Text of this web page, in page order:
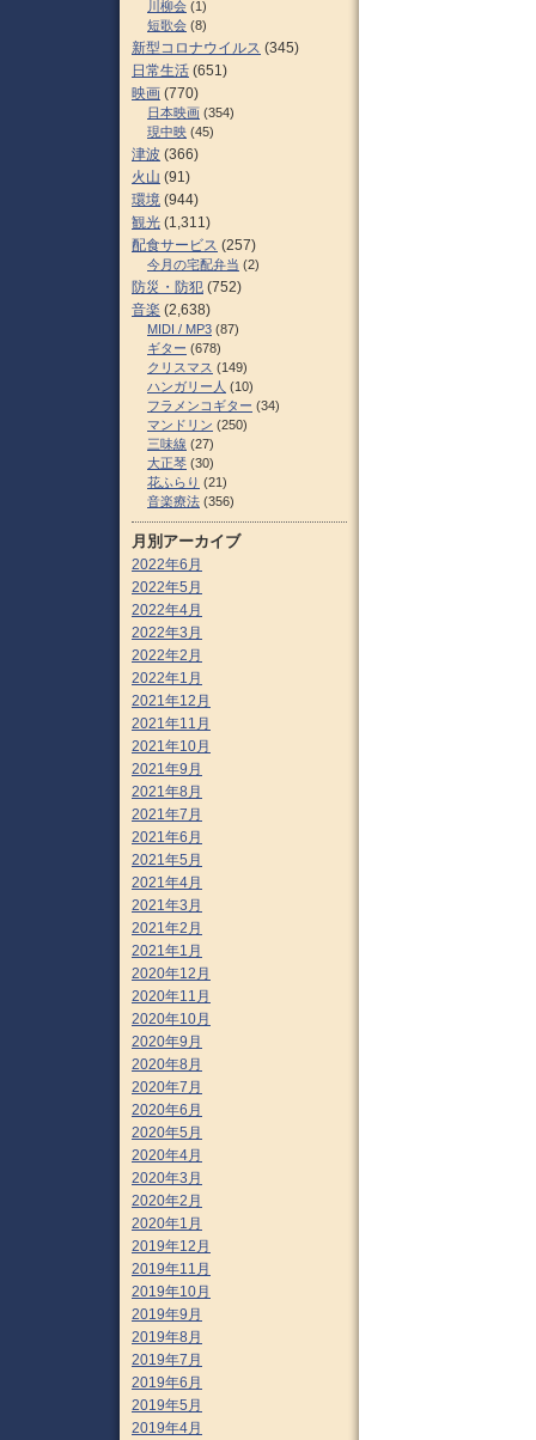
川柳会 (1)
短歌会 (8)
新型コロナウイルス (345)
日常生活 (651)
映画 (770)
日本映画 (354)
現中映 (45)
津波 (366)
火山 (91)
環境 (944)
観光 (1,311)
配食サービス (257)
今月の宅配弁当 (2)
防災・防犯 (752)
音楽 (2,638)
MIDI / MP3 (87)
ギター (678)
クリスマス (149)
ハンガリー人 (10)
フラメンコギター (34)
マンドリン (250)
三味線 (27)
大正琴 (30)
花ふらり (21)
音楽療法 (356)
月別アーカイブ
2022年6月
2022年5月
2022年4月
2022年3月
2022年2月
2022年1月
2021年12月
2021年11月
2021年10月
2021年9月
2021年8月
2021年7月
2021年6月
2021年5月
2021年4月
2021年3月
2021年2月
2021年1月
2020年12月
2020年11月
2020年10月
2020年9月
2020年8月
2020年7月
2020年6月
2020年5月
2020年4月
2020年3月
2020年2月
2020年1月
2019年12月
2019年11月
2019年10月
2019年9月
2019年8月
2019年7月
2019年6月
2019年5月
2019年4月